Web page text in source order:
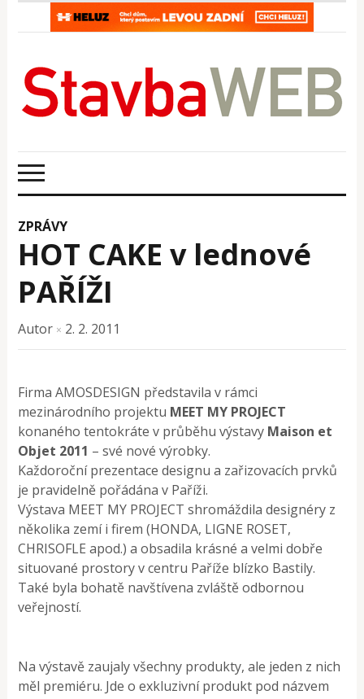
ZPRÁVY
HOT CAKE v lednové
PAŘÍŽI
Autor × 2. 2. 2011
Firma AMOSDESIGN představila v rámci
mezinárodního projektu MEET MY PROJECT
konaného tentokráte v průběhu výstavy Maison et
Objet 2011 – své nové výrobky.
Každoroční prezentace designu a zařizovacích prvků
je pravidelně pořádána v Paříži.
Výstava MEET MY PROJECT shromáždila designéry z
několika zemí i firem (HONDA, LIGNE ROSET,
CHRISOFLE apod.) a obsadila krásné a velmi dobře
situované prostory v centru Paříže blízko Bastily.
Také byla bohatě navštívena zvláště odbornou
veřejností.
Na výstavě zaujaly všechny produkty, ale jeden z nich
měl premiéru. Jde o exkluzivní produkt pod názvem